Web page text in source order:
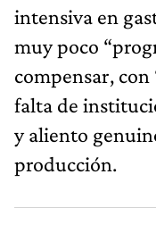
intensiva en
muy poco
compensar,
falta de
y aliento
producción.